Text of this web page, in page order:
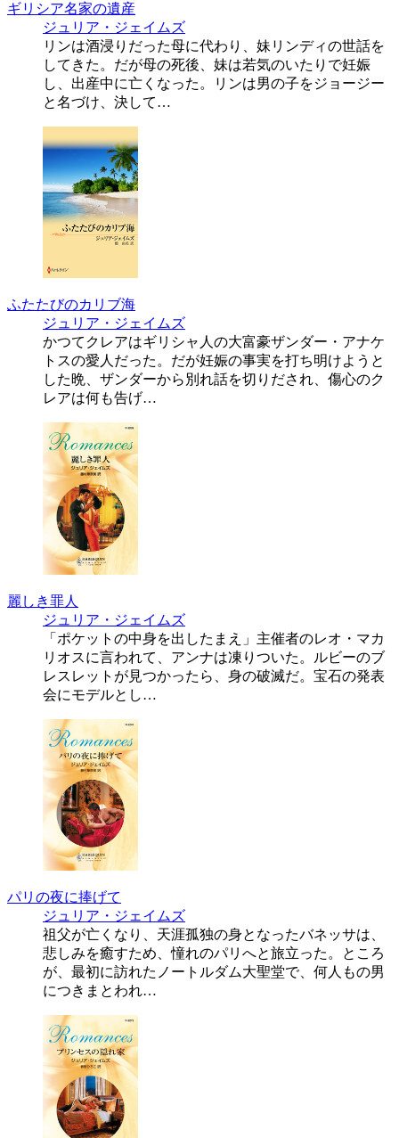
ギリシア名家の遺産
ジュリア・ジェイムズ
リンは酒浸りだった母に代わり、妹リンディの世話を
してきた。だが母の死後、妹は若気のいたりで妊娠
し、出産中に亡くなった。リンは男の子をジョージー
と名づけ、決して…
ふたたびのカリブ海
ジュリア・ジェイムズ
かつてクレアはギリシャ人の大富豪ザンダー・アナケ
トスの愛人だった。だが妊娠の事実を打ち明けようと
した晩、ザンダーから別れ話を切りだされ、傷心のク
レアは何も告げ…
麗しき罪人
ジュリア・ジェイムズ
「ポケットの中身を出したまえ」主催者のレオ・マカ
リオスに言われて、アンナは凍りついた。ルビーのブ
レスレットが見つかったら、身の破滅だ。宝石の発表
会にモデルとし…
パリの夜に捧げて
ジュリア・ジェイムズ
祖父が亡くなり、天涯孤独の身となったバネッサは、
悲しみを癒すため、憧れのパリへと旅立った。ところ
が、最初に訪れたノートルダム大聖堂で、何人もの男
につきまとわれ…